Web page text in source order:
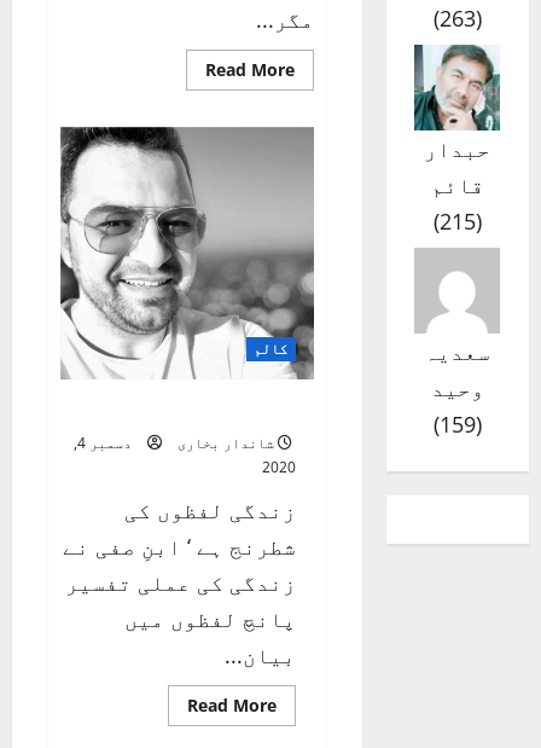
مگر...
Read More
more
نعمتِ
حقیقی
کیا
ہیں
؟
کالم
شاندار بخاری
دسمبر 4,
2020
زندگی لفظوں کی
شطرنج ہے ‘ ابنِ صفی نے
زندگی کی عملی تفسیر
پانچ لفظوں میں
بیان...
Read More
more
(
263
)
حبدار
قائم
(
215
)
سعدیہ
وحید
(
159
)